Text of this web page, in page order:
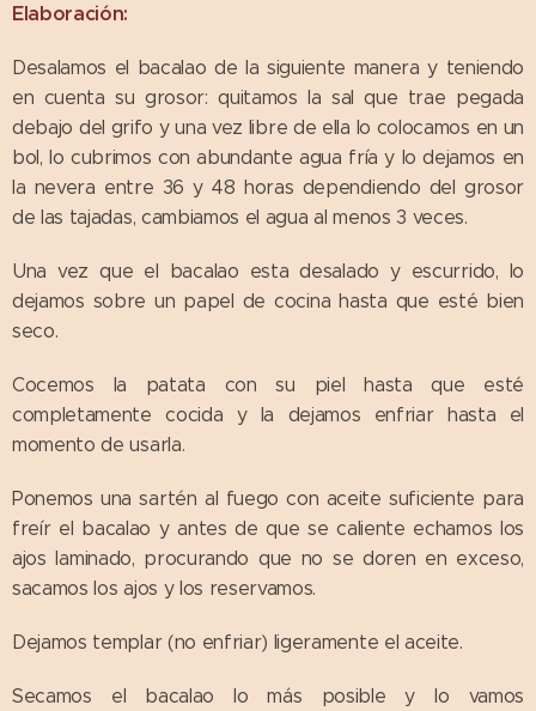
Elaboración:
Desalamos el bacalao de la siguiente manera y teniendo
en cuenta su grosor: quitamos la sal que trae pegada
debajo del grifo y una vez libre de ella lo colocamos en un
bol, lo cubrimos con abundante agua fría y lo dejamos en
la nevera entre 36 y 48 horas dependiendo del grosor
de las tajadas, cambiamos el agua al menos 3 veces.
Una vez que el bacalao esta desalado y escurrido, lo
dejamos sobre un papel de cocina hasta que esté bien
seco.
Cocemos la patata con su piel hasta que esté
completamente cocida y la dejamos enfriar hasta el
momento de usarla.
Ponemos una sartén al fuego con aceite suficiente para
freír el bacalao y antes de que se caliente echamos los
ajos laminado, procurando que no se doren en exceso,
sacamos los ajos y los reservamos.
Dejamos templar (no enfriar) ligeramente el aceite.
Secamos el bacalao lo más posible y lo vamos